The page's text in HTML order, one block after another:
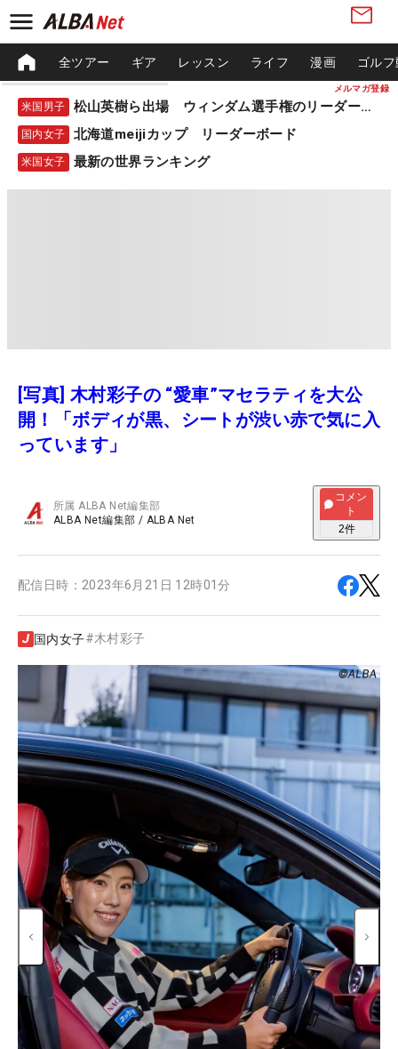
メルマガ登録
全ツアー ギア レッスン ライフ 漫画 ゴル
米国男子 松山英樹ら出場 ウィンダム選手権のリーダーボード
国内女子 北海道meijiカップ リーダーボード
米国女子 最新の世界ランキング
[写真] 木村彩子の “愛車”マセラティを大公
開！「ボディが黒、シートが渋い赤で気に入
っています」
所属ALBA Net編集部
ALBA Net編集部 / ALBA Net
コメン
ト
2件
配信日時： 2023年6月21日 12時01分
国内女子#木村彩子